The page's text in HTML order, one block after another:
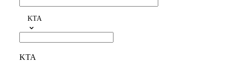
KTA
KTA